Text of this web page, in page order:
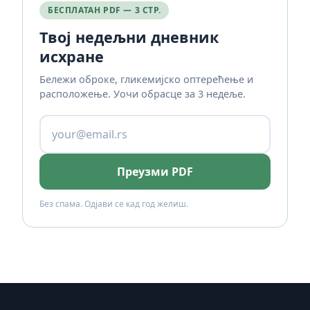
БЕСПЛАТАН PDF — 3 СТР.
Твој недељни дневник
исхране
Бележи оброке, гликемијско оптерећење и
расположење. Уочи обрасце за 3 недеље.
Преузми PDF
Без спама. Одјави се кад год желиш.